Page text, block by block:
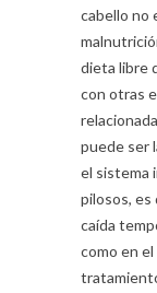
cabello no
dieta libre
con otras
puede ser
el sistema
pilosos, es
caída
como en